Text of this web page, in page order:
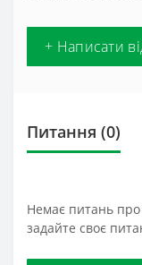
+ Написати
Питання (0)
Немає питань
задайте своє